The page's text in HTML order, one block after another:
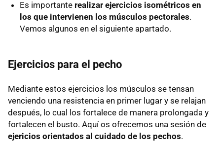
Es importante realizar ejercicios isométricos en
los que intervienen los músculos pectorales.
Vemos algunos en el siguiente apartado.
Ejercicios para el pecho
Mediante estos ejercicios los músculos se tensan
venciendo una resistencia en primer lugar y se relajan
después, lo cual los fortalece de manera prolongada y
fortalecen el busto. Aquí os ofrecemos una sesión de
ejericios orientados al cuidado de los pechos.